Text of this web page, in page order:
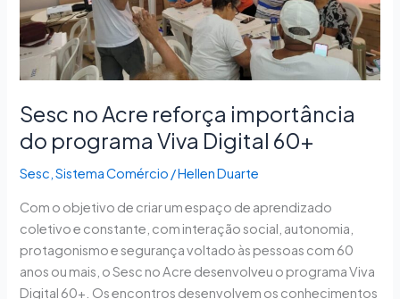
Sesc no Acre reforça importância
do programa Viva Digital 60+
Sesc,Sistema Comércio /Hellen Duarte
Com o objetivo de criar um espaço de aprendizado
coletivo e constante, com interação social, autonomia,
protagonismo e segurança voltado às pessoas com 60
anos ou mais, o Sesc no Acre desenvolveu o programa Viva
Digital 60+. Os encontros desenvolvem os conhecimentos
programa
Viva
Digital
60+